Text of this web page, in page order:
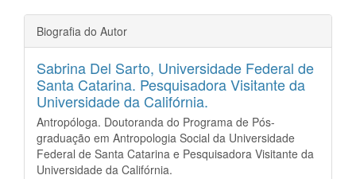
Biografia do Autor
Sabrina Del Sarto, Universidade Federal de
Santa Catarina. Pesquisadora Visitante da
Universidade da Califórnia.
Antropóloga. Doutoranda do Programa de Pós-
graduação em Antropologia Social da Universidade
Federal de Santa Catarina e Pesquisadora Visitante da
Universidade da Califórnia.